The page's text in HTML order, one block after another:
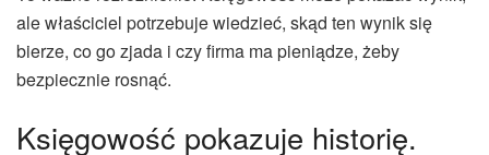
ale właściciel potrzebuje wiedzieć, skąd ten wynik się
bierze, co go zjada i czy firma ma pieniądze, żeby
bezpiecznie rosnąć.
Księgowość pokazuje historię.